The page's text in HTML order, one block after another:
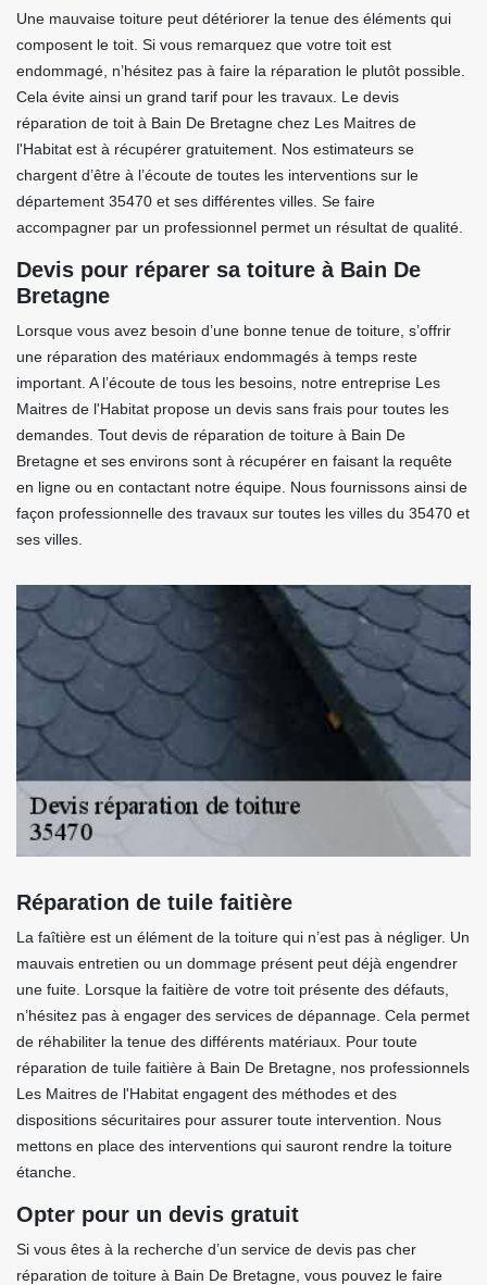
Une mauvaise toiture peut détériorer la tenue des éléments qui
composent le toit. Si vous remarquez que votre toit est
endommagé, n’hésitez pas à faire la réparation le plutôt possible.
Cela évite ainsi un grand tarif pour les travaux. Le devis
réparation de toit à Bain De Bretagne chez Les Maitres de
l'Habitat est à récupérer gratuitement. Nos estimateurs se
chargent d’être à l’écoute de toutes les interventions sur le
département 35470 et ses différentes villes. Se faire
accompagner par un professionnel permet un résultat de qualité.
Devis pour réparer sa toiture à Bain De
Bretagne
Lorsque vous avez besoin d’une bonne tenue de toiture, s’offrir
une réparation des matériaux endommagés à temps reste
important. A l’écoute de tous les besoins, notre entreprise Les
Maitres de l'Habitat propose un devis sans frais pour toutes les
demandes. Tout devis de réparation de toiture à Bain De
Bretagne et ses environs sont à récupérer en faisant la requête
en ligne ou en contactant notre équipe. Nous fournissons ainsi de
façon professionnelle des travaux sur toutes les villes du 35470 et
ses villes.
Réparation de tuile faitière
La faîtière est un élément de la toiture qui n’est pas à négliger. Un
mauvais entretien ou un dommage présent peut déjà engendrer
une fuite. Lorsque la faitière de votre toit présente des défauts,
n’hésitez pas à engager des services de dépannage. Cela permet
de réhabiliter la tenue des différents matériaux. Pour toute
réparation de tuile faitière à Bain De Bretagne, nos professionnels
Les Maitres de l'Habitat engagent des méthodes et des
dispositions sécuritaires pour assurer toute intervention. Nous
mettons en place des interventions qui sauront rendre la toiture
étanche.
Opter pour un devis gratuit
Si vous êtes à la recherche d’un service de devis pas cher
réparation de toiture à Bain De Bretagne, vous pouvez le faire